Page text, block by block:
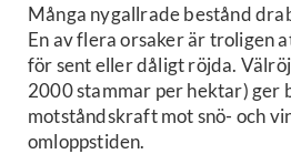
Många nygallrade bestånd
En av flera orsaker är troligen
för sent eller dåligt röjda.
2000 stammar per hektar) ger
motståndskraft mot snö- och
omloppstiden.